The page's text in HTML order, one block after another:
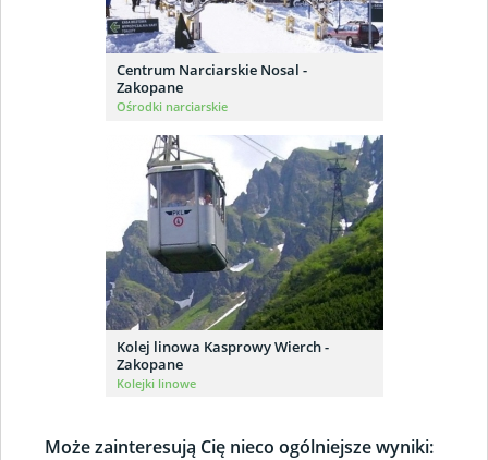
Centrum Narciarskie Nosal -
Zakopane
Ośrodki narciarskie
Kolej linowa Kasprowy Wierch -
Zakopane
Kolejki linowe
Może zainteresują Cię nieco ogólniejsze wyniki: